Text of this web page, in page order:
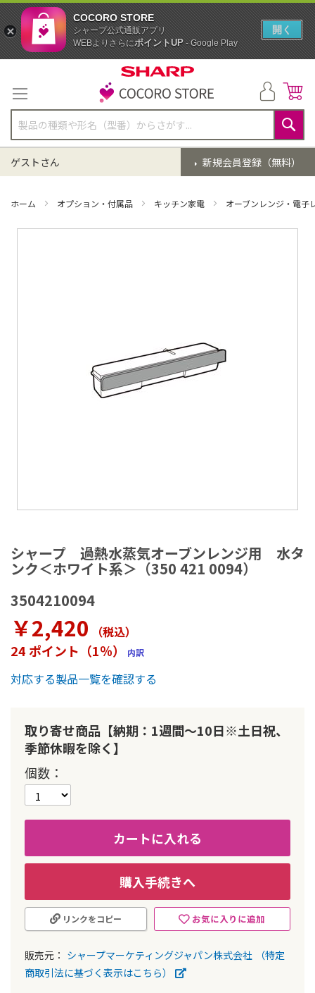
テ
ン
ツ
に
ス
キ
ッ
検
索
新規会員登録（無料）
ゲストさん
ホーム オプション・付属品 キッチン家電 オーブンレンジ・電子
シャープ 過熱水蒸気オーブンレンジ用 水タ
ンク＜ホワイト系＞（350 421 0094）
3504210094
￥2,420 （税込）
24 ポイント（1％） 内訳
対応する製品一覧を確認する
取り寄せ商品【納期：1週間～10日※土日祝、
季節休暇を除く】
個数
カートに入れる
購入手続きへ
お気に入りに追加
リンクをコピー
販売元： シャープマーケティングジャパン株式会社
（特定
商取引法に基づく表示はこちら）
メ
ー
ジ
ャ
リ
ー
の
最
初
動
す
る
COCORO STORE
シャープ公式通販アプリ
WEBよりさらにポイントUP- Google Play
開く